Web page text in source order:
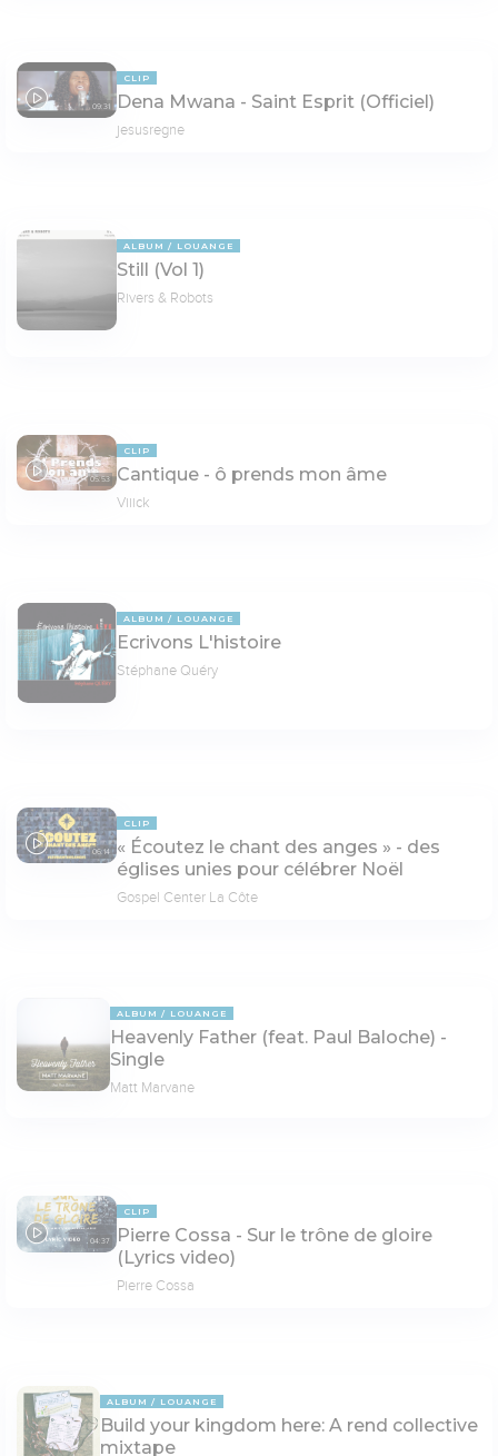
09:31
CLIP
Dena Mwana - Saint Esprit (Officiel)
jesusregne
ALBUM LOUANGE
Still (Vol 1)
Rivers & Robots
05:53
CLIP
Cantique - ô prends mon âme
Viiick
ALBUM LOUANGE
Ecrivons L'histoire
Stéphane Quéry
06:14
CLIP
« Écoutez le chant des anges » - des
églises unies pour célébrer Noël
Gospel Center La Côte
ALBUM LOUANGE
Heavenly Father (feat. Paul Baloche) -
Single
Matt Marvane
04:37
CLIP
Pierre Cossa - Sur le trône de gloire
(Lyrics video)
Pierre Cossa
ALBUM LOUANGE
Build your kingdom here: A rend collective
mixtape